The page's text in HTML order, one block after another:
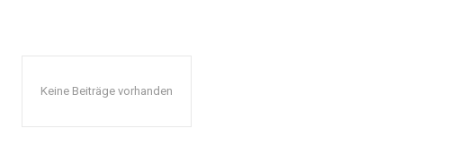
Keine Beiträge vorhanden